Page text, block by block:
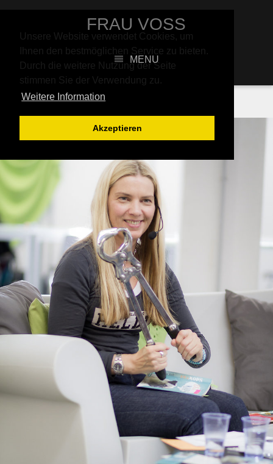
Unsere Website verwendet Cookies, um
Ihnen den bestmöglichen Service zu bieten.
Durch die weitere Nutzung der Seite
stimmen Sie der Verwendung zu.
Weitere Information
Akzeptieren
FRAU VOSS
MENU
LILLEVAL367
17. OKTOBER 2014